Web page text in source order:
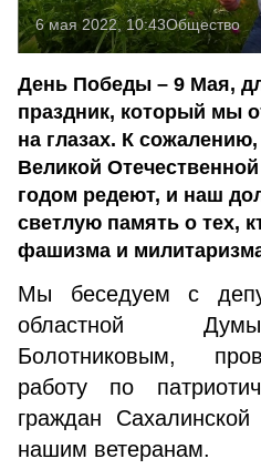
6 мая 2022, 10:43Общество
День Победы – 9 Мая,
праздник, который мы
на глазах. К
Великой
годом редеют, и наш
светлую память о тех,
фашизма и
Мы беседуем с
областной
Болотниковым,
работу по
граждан
нашим ветеранам.